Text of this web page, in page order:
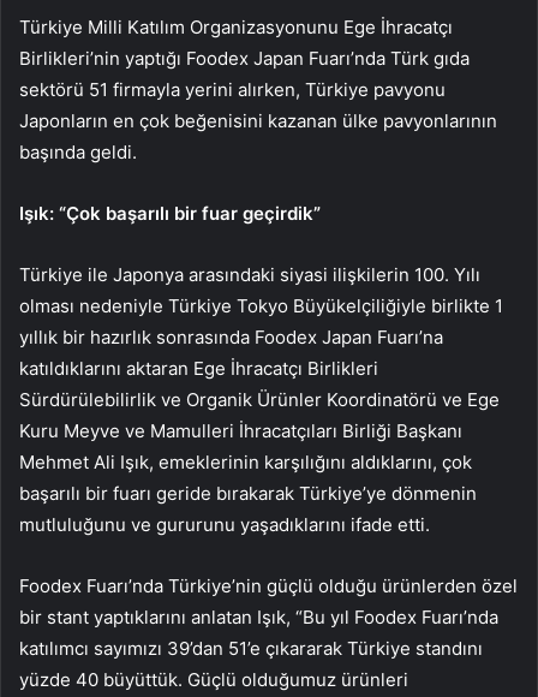
Türkiye Milli Katılım Organizasyonunu Ege İhracatçı
Birlikleri’nin yaptığı Foodex Japan Fuarı’nda Türk gıda
sektörü 51 firmayla yerini alırken, Türkiye pavyonu
Japonların en çok beğenisini kazanan ülke pavyonlarının
başında geldi.
Işık: “Çok başarılı bir fuar geçirdik”
Türkiye ile Japonya arasındaki siyasi ilişkilerin 100. Yılı
olması nedeniyle Türkiye Tokyo Büyükelçiliğiyle birlikte 1
yıllık bir hazırlık sonrasında Foodex Japan Fuarı’na
katıldıklarını aktaran Ege İhracatçı Birlikleri
Sürdürülebilirlik ve Organik Ürünler Koordinatörü ve Ege
Kuru Meyve ve Mamulleri İhracatçıları Birliği Başkanı
Mehmet Ali Işık, emeklerinin karşılığını aldıklarını, çok
başarılı bir fuarı geride bırakarak Türkiye’ye dönmenin
mutluluğunu ve gururunu yaşadıklarını ifade etti.
Foodex Fuarı’nda Türkiye’nin güçlü olduğu ürünlerden özel
bir stant yaptıklarını anlatan Işık, “Bu yıl Foodex Fuarı’nda
katılımcı sayımızı 39’dan 51’e çıkararak Türkiye standını
yüzde 40 büyüttük. Güçlü olduğumuz ürünleri